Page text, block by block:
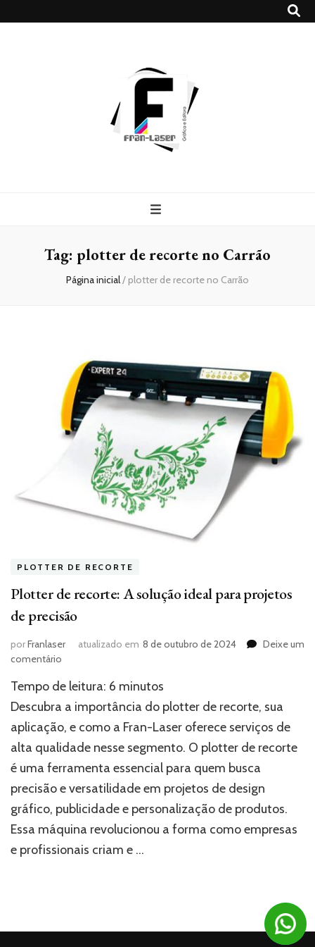
Tag: plotter de recorte no Carrão
Página inicial/ plotter de recorte no Carrão
PLOTTER DE RECORTE
Plotter de recorte: A solução ideal para projetos
de precisão
porFranlaser atualizado em 8 de outubro de 2024
Deixe um
comentário
de
recorte:
solução
ideal
projetos
de
precisão
Tempo de leitura: 6 minutos
Descubra a importância do plotter de recorte, sua
aplicação, e como a Fran-Laser oferece serviços de
alta qualidade nesse segmento. O plotter de recorte
é uma ferramenta essencial para quem busca
precisão e versatilidade em projetos de design
gráfico, publicidade e personalização de produtos.
Essa máquina revolucionou a forma como empresas
e profissionais criam e …